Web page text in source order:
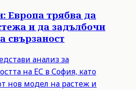
Европа трябва да
и да задълбочи
свързаност
анализ за
на ЕС в София, като
нов модел на растеж и